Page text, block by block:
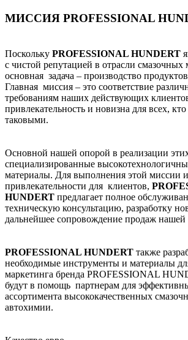
МИССИЯ PROFESSIONAL
Поскольку PROFESSIONAL HUNDERT
с чистой репутацией в отрасли смазочных
основная задача – производство
Главная миссия – это соответствие
требованиям наших действующих
привлекательность и новизна для всех, кто
таковыми.
Основной нашей опорой в реализации
специализированные
материалы. Для выполнения этой миссии
привлекательности для клиентов,
HUNDERT предлагает полное
техническую консультацию, разработку
дальнейшее сопровождение продаж
PROFESSIONAL HUNDERT также
необходимые инструменты и материалы
маркетинга бренда PROFESSIONAL
будут в помощь партнерам для
ассортимента высококачественных
автохимии.